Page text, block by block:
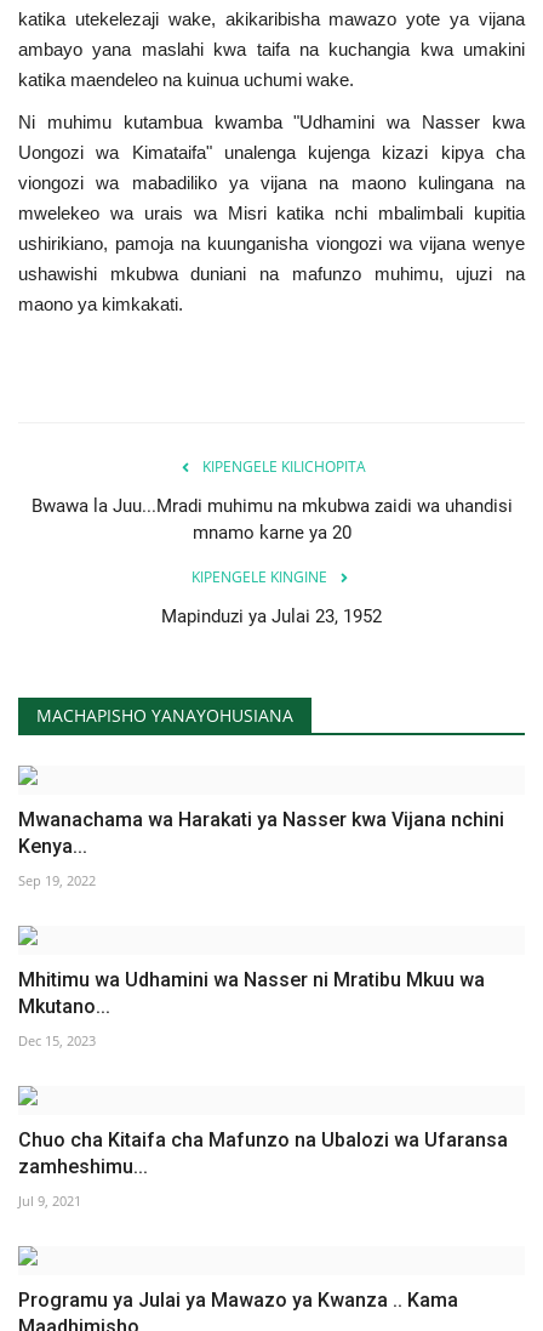
Wadhamini
English Swahili español
French Arabic
katika utekelezaji wake, akikaribisha mawazo yote ya vijana
ambayo yana maslahi kwa taifa na kuchangia kwa umakini
katika maendeleo na kuinua uchumi wake.
Ni muhimu kutambua kwamba "Udhamini wa Nasser kwa
Uongozi wa Kimataifa" unalenga kujenga kizazi kipya cha
viongozi wa mabadiliko ya vijana na maono kulingana na
mwelekeo wa urais wa Misri katika nchi mbalimbali kupitia
ushirikiano, pamoja na kuunganisha viongozi wa vijana wenye
ushawishi mkubwa duniani na mafunzo muhimu, ujuzi na
maono ya kimkakati.
KIPENGELE KILICHOPITA
Bwawa la Juu...Mradi muhimu na mkubwa zaidi wa uhandisi
mnamo karne ya 20
KIPENGELE KINGINE
Mapinduzi ya Julai 23, 1952
MACHAPISHO YANAYOHUSIANA
Mwanachama wa Harakati ya Nasser kwa Vijana nchini
Kenya...
Sep 19, 2022
Mhitimu wa Udhamini wa Nasser ni Mratibu Mkuu wa
Mkutano...
Dec 15, 2023
Chuo cha Kitaifa cha Mafunzo na Ubalozi wa Ufaransa
zamheshimu...
Jul 9, 2021
Programu ya Julai ya Mawazo ya Kwanza .. Kama